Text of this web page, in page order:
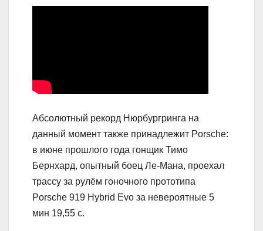
Абсолютный рекорд Нюрбургринга на
данный момент также принадлежит Porsche:
в июне прошлого года гонщик Тимо
Бернхард, опытный боец Ле-Мана, проехал
трассу за рулём гоночного прототипа
Porsche 919 Hybrid Evo за невероятные 5
мин 19,55 с.